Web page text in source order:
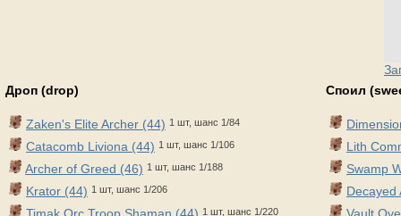
Дроп (drop)
Zaken's Elite Archer (44) 1 шт, шанс 1/84
Catacomb Liviona (44) 1 шт, шанс 1/106
Archer of Greed (46) 1 шт, шанс 1/188
Krator (44) 1 шт, шанс 1/206
Timak Orc Troop Shaman (44) 1 шт, шанс 1/220
Споил
Lith
Swamp
Decayed
Vault